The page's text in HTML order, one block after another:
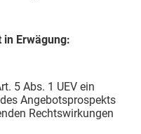
Erwägung:
5 Abs. 1 UEV ein
Angebotsprospekts
Rechtswirkungen